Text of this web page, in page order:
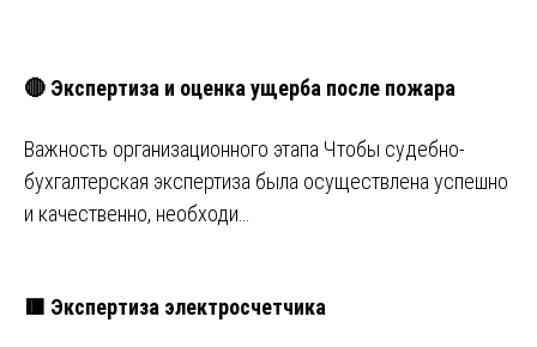
🔴 Экспертиза и оценка ущерба после пожара
Важность организационного этапа Чтобы судебно-
бухгалтерская экспертиза была осуществлена успешно
и качественно, необходи…
🟥 Экспертиза электросчетчика